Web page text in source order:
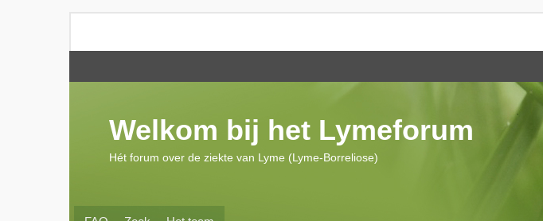
Welkom bij het Lymeforum
Hét forum over de ziekte van Lyme (Lyme-Borreliose)